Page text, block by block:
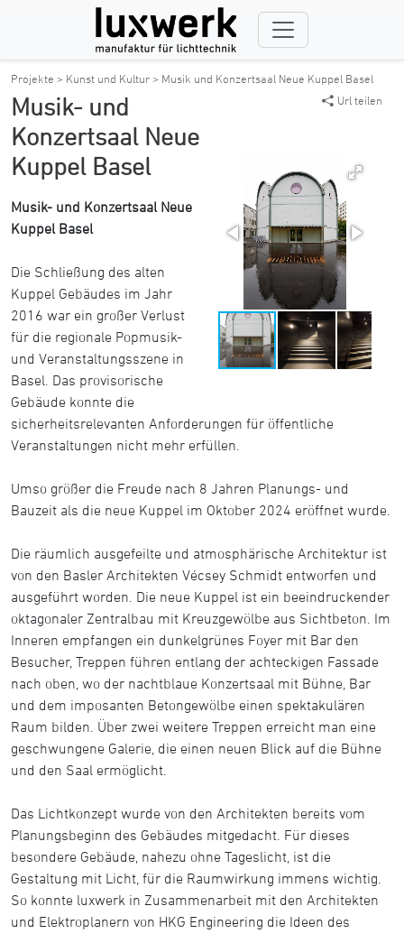
Projekte > Kunst und Kultur > Musik und Konzertsaal Neue Kuppel Basel
Url teilen
Musik- und
Konzertsaal Neue
Kuppel Basel
Musik- und Konzertsaal Neue
Kuppel Basel
Die Schließung des alten
Kuppel Gebäudes im Jahr
2016 war ein großer Verlust
für die regionale Popmusik-
und Veranstaltungsszene in
Basel. Das provisorische
Gebäude konnte die
sicherheitsrelevanten Anforderungen für öffentliche
Veranstaltungen nicht mehr erfüllen.
Umso größer die Freude nach 8 Jahren Planungs- und
Bauzeit als die neue Kuppel im Oktober 2024 eröffnet wurde.
Die räumlich ausgefeilte und atmosphärische Architektur ist
von den Basler Architekten Vécsey Schmidt entworfen und
ausgeführt worden. Die neue Kuppel ist ein beeindruckender
oktagonaler Zentralbau mit Kreuzgewölbe aus Sichtbeton. Im
Inneren empfangen ein dunkelgrünes Foyer mit Bar den
Besucher, Treppen führen entlang der achteckigen Fassade
nach oben, wo der nachtblaue Konzertsaal mit Bühne, Bar
und dem imposanten Betongewölbe einen spektakulären
Raum bilden. Über zwei weitere Treppen erreicht man eine
geschwungene Galerie, die einen neuen Blick auf die Bühne
und den Saal ermöglicht.
Das Lichtkonzept wurde von den Architekten bereits vom
Planungsbeginn des Gebäudes mitgedacht. Für dieses
besondere Gebäude, nahezu ohne Tageslicht, ist die
Gestaltung mit Licht, für die Raumwirkung immens wichtig.
So konnte luxwerk in Zusammenarbeit mit den Architekten
und Elektroplanern von HKG Engineering die Ideen des